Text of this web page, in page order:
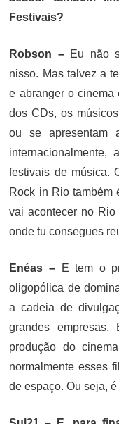
Festivais?
Robson –Eu não
nisso. Mas talvez a
e abranger o cinema
dos CDs, os
ou se apresentam
internacionalmente,
festivais de música.
Rock in Rio também
vai acontecer no
onde tu consegues
Enéas –
E tem o
oligopólica de
a cadeia de
grandes
produção do
normalmente esses
de espaço. Ou seja,